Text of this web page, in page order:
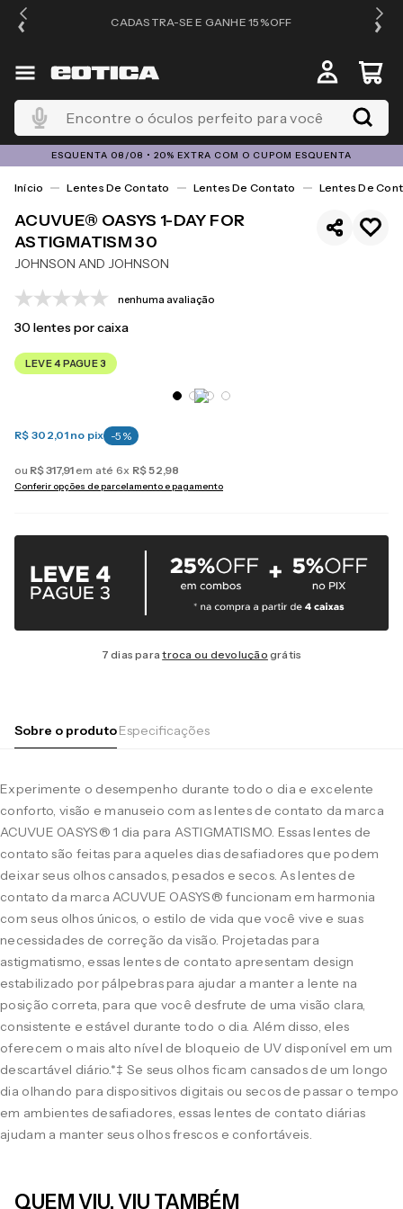
CADASTRA-SE E GANHE 15%OFF
Encontre o óculos perfeito para você
ESQUENTA 08/08 • 20% EXTRA COM O CUPOM ESQUENTA
Lentes De Contato Lentes De Contato Lentes De
ACUVUE® OASYS 1-DAY FOR
ASTIGMATISM 30
JOHNSON AND JOHNSON
nenhuma avaliação
30lentes por caixa
LEVE 4 PAGUE 3
R$ 302,01 no pix -5 %
ou R$317,91 em até 6x R$52,98
Conferir opções de parcelamento e pagamento
7 dias paratroca ou devolução grátis
Sobre o produtoEspecificações
Experimente o desempenho durante todo o dia e excelente
conforto, visão e manuseio com as lentes de contato da marca
ACUVUE OASYS® 1 dia para ASTIGMATISMO. Essas lentes de
contato são feitas para aqueles dias desafiadores que podem
deixar seus olhos cansados, pesados e secos. As lentes de
contato da marca ACUVUE OASYS® funcionam em harmonia
com seus olhos únicos, o estilo de vida que você vive e suas
necessidades de correção da visão. Projetadas para
astigmatismo, essas lentes de contato apresentam design
estabilizado por pálpebras para ajudar a manter a lente na
posição correta, para que você desfrute de uma visão clara,
consistente e estável durante todo o dia. Além disso, eles
oferecem o mais alto nível de bloqueio de UV disponível em um
descartável diário.*‡ Se seus olhos ficam cansados de um longo
dia olhando para dispositivos digitais ou secos de passar o tempo
em ambientes desafiadores, essas lentes de contato diárias
ajudam a manter seus olhos frescos e confortáveis.
QUEM VIU, VIU TAMBÉM